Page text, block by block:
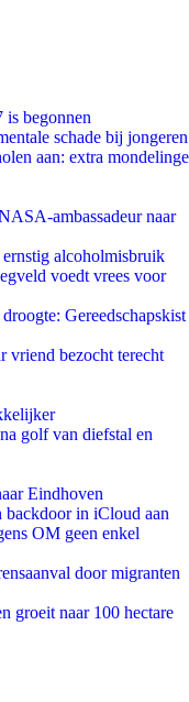
begonnen
schade bij jongeren
aan: extra mondelinge
ambassadeur naar
alcoholmisbruik
voedt vrees voor
Gereedschapskist
vriend bezocht terecht
golf van diefstal en
Eindhoven
in iCloud aan
OM geen enkel
door migranten
groeit naar 100 hectare